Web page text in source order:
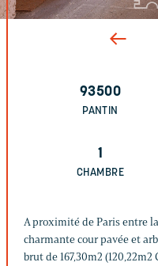
93500
PANTIN
1
CHAMBRE
A proximité de Paris entre
charmante cour pavée et
brut de 167,30m2